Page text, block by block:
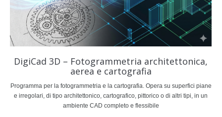
DigiCad 3D – Fotogrammetria architettonica,
aerea e cartografia
Programma per la fotogrammetria e la cartografia. Opera su superfici piane
e irregolari, di tipo architettonico, cartografico, pittorico o di altri tipi, in un
ambiente CAD completo e flessibile